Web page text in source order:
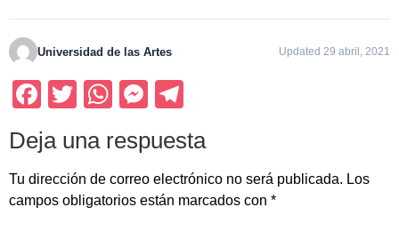
Universidad de las Artes Updated 29 abril, 2021
Facebook
TwitterWhatsApp
Messenger
Deja una respuesta
Tu dirección de correo electrónico no será publicada. Los
campos obligatorios están marcados con *